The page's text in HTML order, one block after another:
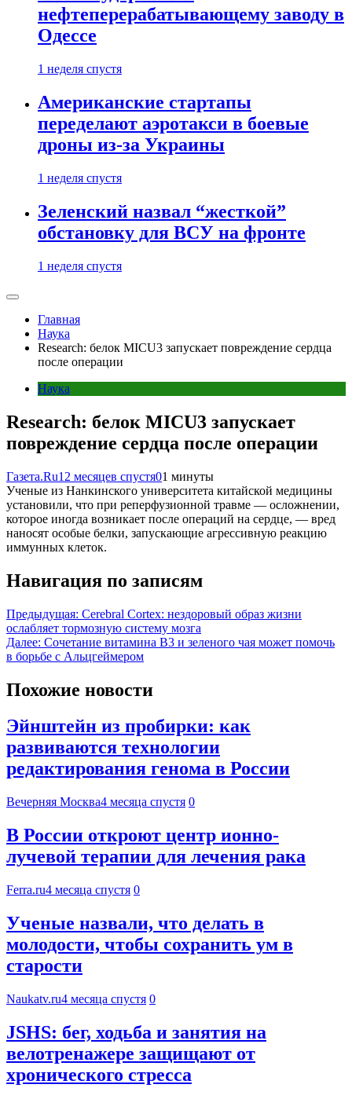
нефтеперерабатывающему заводу в
Одессе
1 неделя спустя
Американские стартапы
переделают аэротакси в боевые
дроны из-за Украины
1 неделя спустя
Зеленский назвал “жесткой”
обстановку для ВСУ на фронте
1 неделя спустя
Главная
Наука
Research: белок MICU3 запускает повреждение сердца
после операции
Наука
Research: белок MICU3 запускает
повреждение сердца после операции
Газета.Ru12 месяцев спустя01 минуты
Ученые из Нанкинского университета китайской медицины
установили, что при реперфузионной травме — осложнении,
которое иногда возникает после операций на сердце, — вред
наносят особые белки, запускающие агрессивную реакцию
иммунных клеток.
Навигация по записям
Предыдущая: Cerebral Cortex: нездоровый образ жизни
ослабляет тормозную систему мозга
Далее: Сочетание витамина B3 и зеленого чая может помочь
в борьбе с Альцгеймером
Похожие новости
Эйнштейн из пробирки: как
развиваются технологии
редактирования генома в России
Вечерняя Москва4 месяца спустя 0
В России откроют центр ионно-
лучевой терапии для лечения рака
Ferra.ru4 месяца спустя 0
Ученые назвали, что делать в
молодости, чтобы сохранить ум в
старости
Naukatv.ru4 месяца спустя 0
JSHS: бег, ходьба и занятия на
велотренажере защищают от
хронического стресса